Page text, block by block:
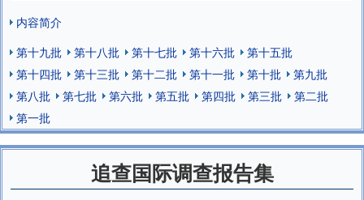
内容简介
第十九批
第十八批 第十七批 第十六批
第十五批
第十四批
第十三批 第十二批 第十一批 第十批
第九批
第八批
第七批 第六批 第五批 第四批 第三批
第二批
第一批
追查国际调查报告集